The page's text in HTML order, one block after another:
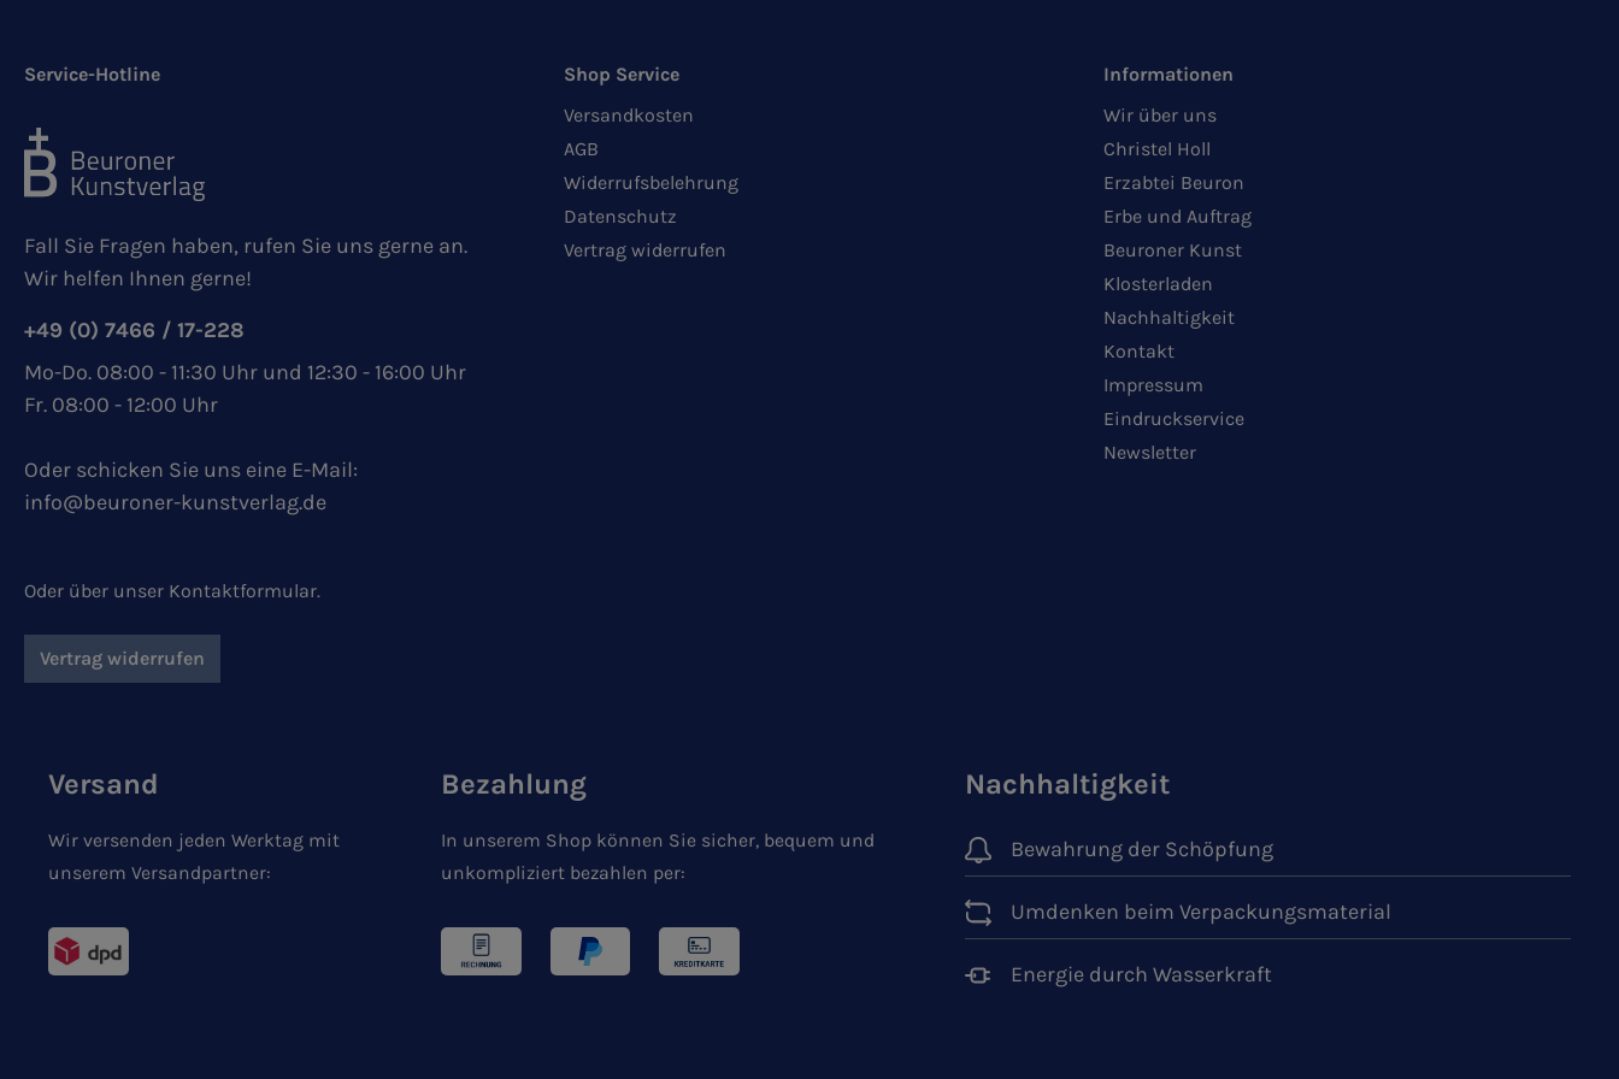
Service-Hotline
Fall Sie Fragen haben, rufen Sie uns gerne an.
Wir helfen Ihnen gerne!
+49 (0) 7466 / 17-228
Mo-Do. 08:00 - 11:30 Uhr und 12:30 - 16:00 Uhr
Fr. 08:00 - 12:00 Uhr
Oder schicken Sie uns eine E-Mail:
info@beuroner-kunstverlag.de
Oder über unser Kontaktformular.
Vertrag widerrufen
Shop Service
Versandkosten
AGB
Widerrufsbelehrung
Datenschutz
Vertrag widerrufen
Informationen
Wir über uns
Christel Holl
Erzabtei Beuron
Erbe und Auftrag
Beuroner Kunst
Klosterladen
Nachhaltigkeit
Kontakt
Impressum
Eindruckservice
Newsletter
Versand
Wir versenden jeden Werktag mit
unserem Versandpartner:
Bezahlung
In unserem Shop können Sie sicher, bequem und
unkompliziert bezahlen per:
Nachhaltigkeit
Bewahrung der Schöpfung
Umdenken beim Verpackungsmaterial
Energie durch Wasserkraft